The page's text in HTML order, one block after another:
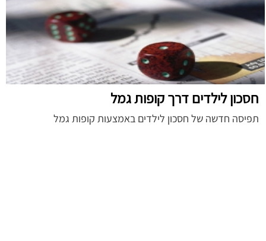
חסכון לילדים דרך קופות גמל
תפיסה חדשה של חסכון לילדים באמצעות קופות גמל